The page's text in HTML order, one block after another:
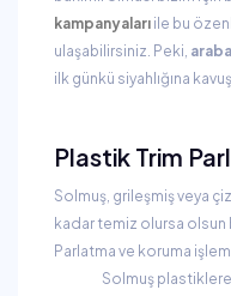
kampanyaları ile bu
ulaşabilirsiniz. Peki,
ilk günkü siyahlığına
Plastik Trim
Solmuş, grileşmiş veya
kadar temiz olursa olsun
Parlatma ve koruma
Solmuş